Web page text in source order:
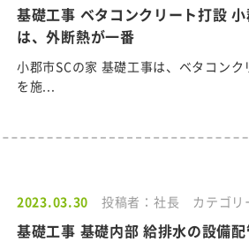
基礎工事 ベタコンクリート打設
は、外断熱が一番
小郡市SCの家 基礎工事は、ベタコン
を施...
2023.03.30 投稿者：社長 カテゴリ
基礎工事 基礎内部 給排水の設備